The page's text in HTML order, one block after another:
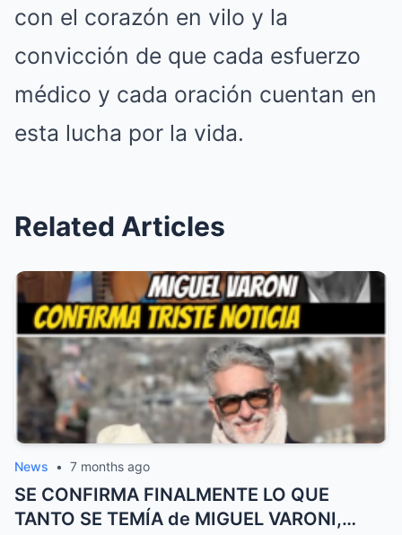
con el corazón en vilo y la
convicción de que cada esfuerzo
médico y cada oración cuentan en
esta lucha por la vida.
Related Articles
News • 7 months ago
SE CONFIRMA FINALMENTE LO QUE
TANTO SE TEMÍA de MIGUEL VARONI,